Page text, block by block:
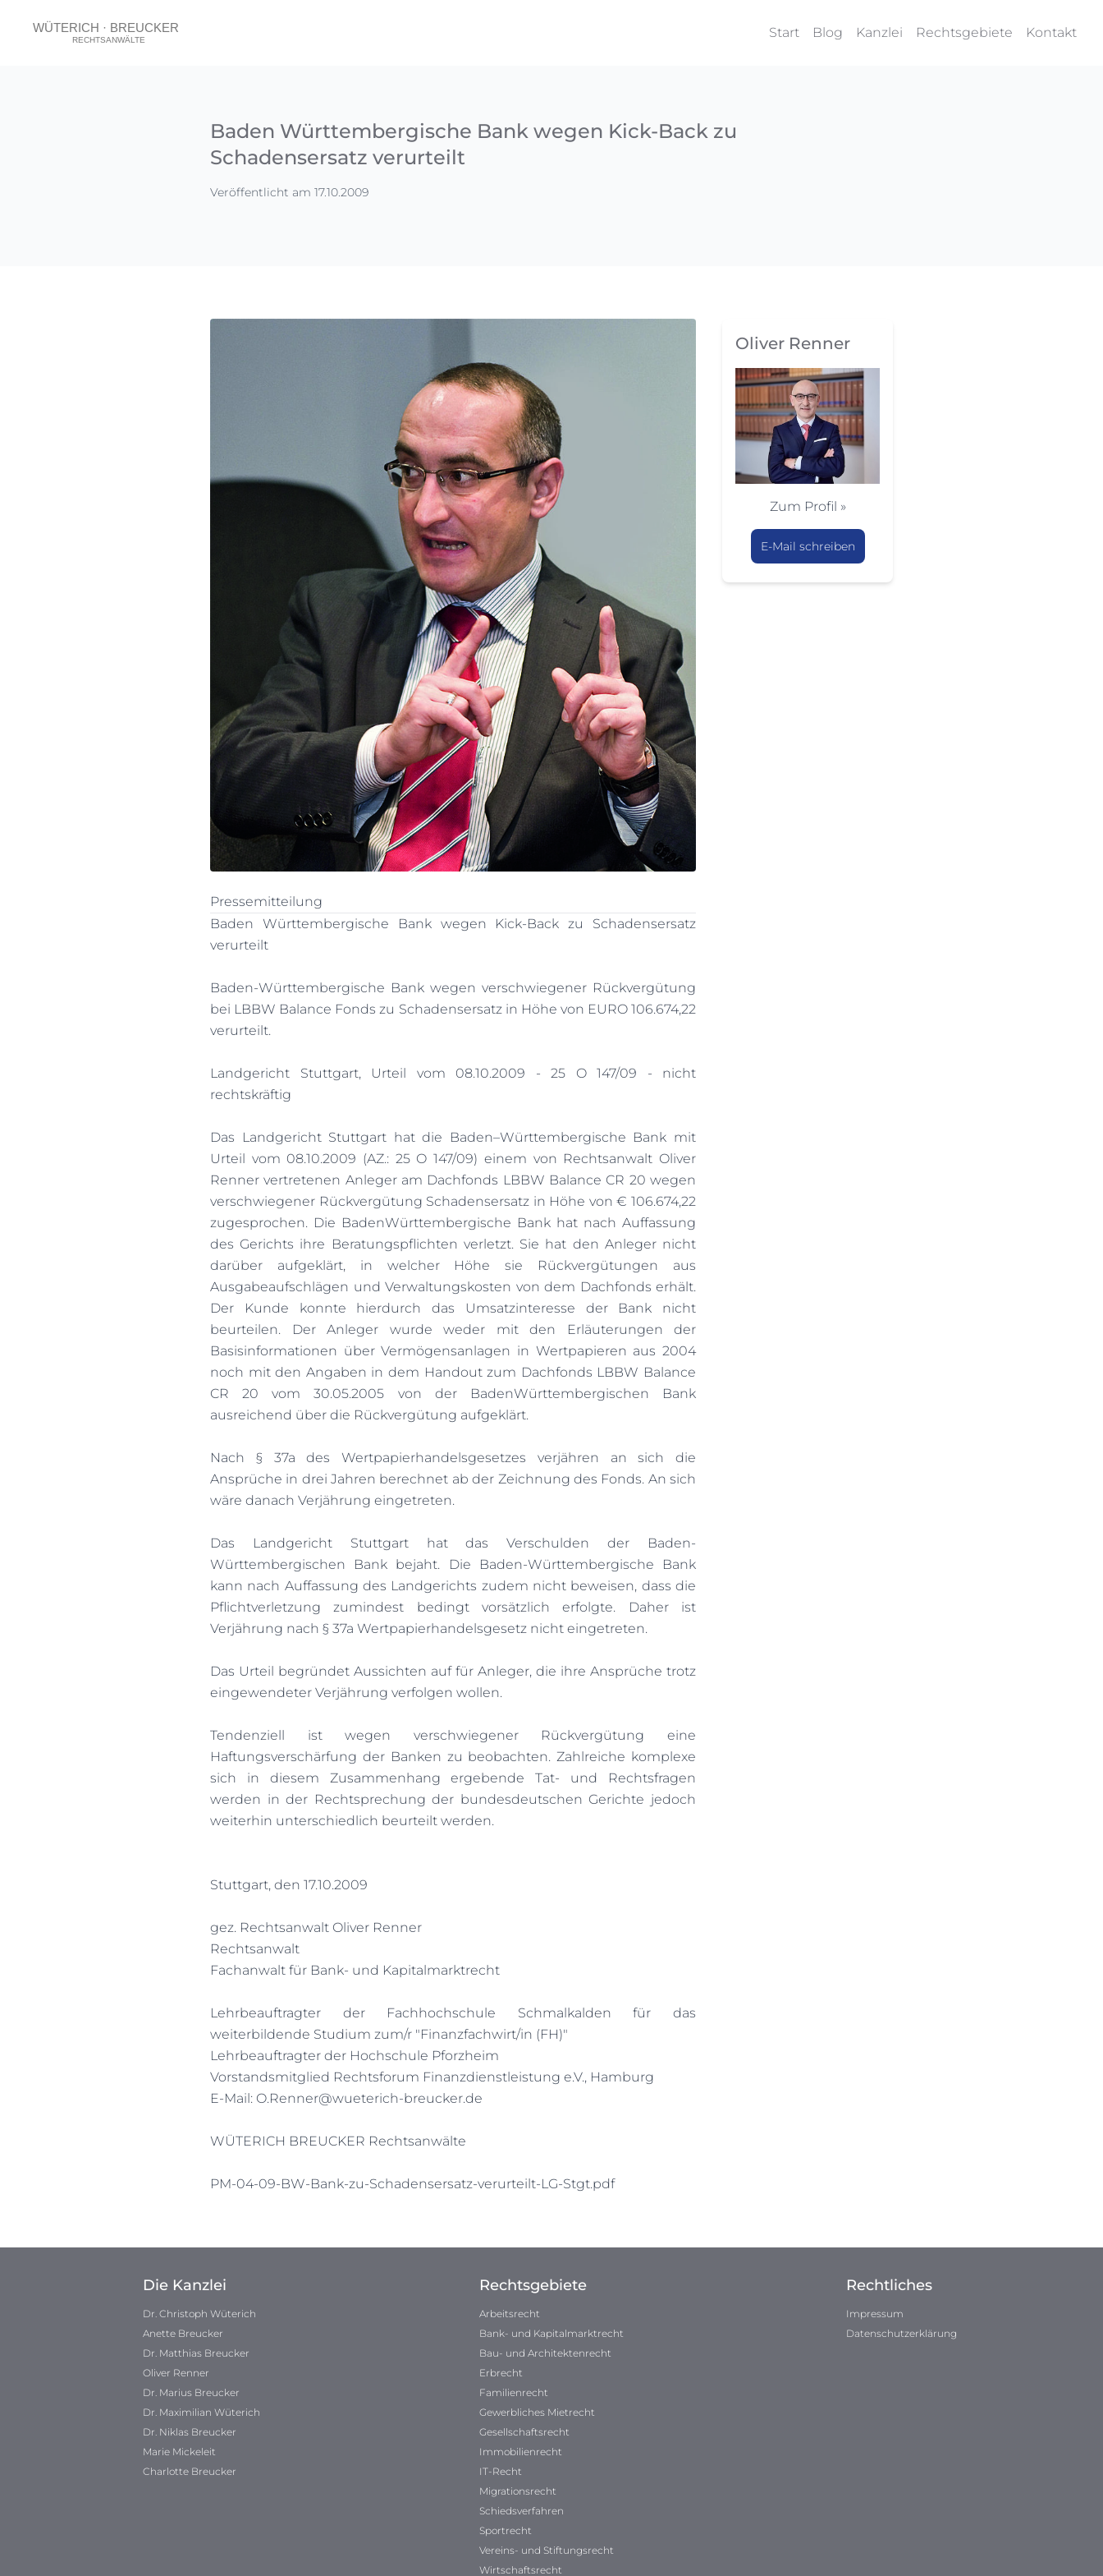
Start Blog Kanzlei Rechtsgebiete Kontakt
Baden Württembergische Bank wegen Kick-Back zu
Schadensersatz verurteilt
Veröffentlicht am 17.10.2009
Pressemitteilung
Baden Württembergische Bank wegen Kick-Back zu Schadensersatz
verurteilt
Baden-Württembergische Bank wegen verschwiegener Rückvergütung
bei LBBW Balance Fonds zu Schadensersatz in Höhe von EURO 106.674,22
verurteilt.
Landgericht Stuttgart, Urteil vom 08.10.2009 - 25 O 147/09 - nicht
rechtskräftig
Das Landgericht Stuttgart hat die Baden–Württembergische Bank mit
Urteil vom 08.10.2009 (AZ.: 25 O 147/09) einem von Rechtsanwalt Oliver
Renner vertretenen Anleger am Dachfonds LBBW Balance CR 20 wegen
verschwiegener Rückvergütung Schadensersatz in Höhe von € 106.674,22
zugesprochen. Die BadenWürttembergische Bank hat nach Auffassung
des Gerichts ihre Beratungspflichten verletzt. Sie hat den Anleger nicht
darüber aufgeklärt, in welcher Höhe sie Rückvergütungen aus
Ausgabeaufschlägen und Verwaltungskosten von dem Dachfonds erhält.
Der Kunde konnte hierdurch das Umsatzinteresse der Bank nicht
beurteilen. Der Anleger wurde weder mit den Erläuterungen der
Basisinformationen über Vermögensanlagen in Wertpapieren aus 2004
noch mit den Angaben in dem Handout zum Dachfonds LBBW Balance
CR 20 vom 30.05.2005 von der BadenWürttembergischen Bank
ausreichend über die Rückvergütung aufgeklärt.
Nach § 37a des Wertpapierhandelsgesetzes verjähren an sich die
Ansprüche in drei Jahren berechnet ab der Zeichnung des Fonds. An sich
wäre danach Verjährung eingetreten.
Das Landgericht Stuttgart hat das Verschulden der Baden-
Württembergischen Bank bejaht. Die Baden-Württembergische Bank
kann nach Auffassung des Landgerichts zudem nicht beweisen, dass die
Pflichtverletzung zumindest bedingt vorsätzlich erfolgte. Daher ist
Verjährung nach § 37a Wertpapierhandelsgesetz nicht eingetreten.
Das Urteil begründet Aussichten auf für Anleger, die ihre Ansprüche trotz
eingewendeter Verjährung verfolgen wollen.
Tendenziell ist wegen verschwiegener Rückvergütung eine
Haftungsverschärfung der Banken zu beobachten. Zahlreiche komplexe
sich in diesem Zusammenhang ergebende Tat- und Rechtsfragen
werden in der Rechtsprechung der bundesdeutschen Gerichte jedoch
weiterhin unterschiedlich beurteilt werden.
Stuttgart, den 17.10.2009
gez. Rechtsanwalt Oliver Renner
Rechtsanwalt
Fachanwalt für Bank- und Kapitalmarktrecht
Lehrbeauftragter der Fachhochschule Schmalkalden für das
weiterbildende Studium zum/r "Finanzfachwirt/in (FH)"
Lehrbeauftragter der Hochschule Pforzheim
Vorstandsmitglied Rechtsforum Finanzdienstleistung e.V., Hamburg
E-Mail: O.Renner@wueterich-breucker.de
WÜTERICH BREUCKER Rechtsanwälte
PM-04-09-BW-Bank-zu-Schadensersatz-verurteilt-LG-Stgt.pdf
Oliver Renner
Zum Profil »
E-Mail schreiben
Die Kanzlei
Dr. Christoph Wüterich
Anette Breucker
Dr. Matthias Breucker
Oliver Renner
Dr. Marius Breucker
Dr. Maximilian Wüterich
Dr. Niklas Breucker
Marie Mickeleit
Charlotte Breucker
Rechtsgebiete
Arbeitsrecht
Bank- und Kapitalmarktrecht
Bau- und Architektenrecht
Erbrecht
Familienrecht
Gewerbliches Mietrecht
Gesellschaftsrecht
Immobilienrecht
IT-Recht
Migrationsrecht
Schiedsverfahren
Sportrecht
Vereins- und Stiftungsrecht
Wirtschaftsrecht
Rechtliches
Impressum
Datenschutzerklärung